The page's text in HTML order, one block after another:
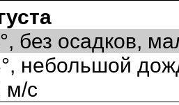
без осадков,
небольшой
м/с